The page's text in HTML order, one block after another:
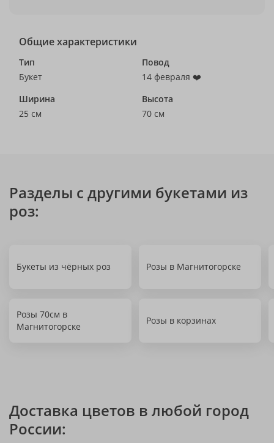
Общие характеристики
Тип
Букет
Повод
14 февраля ❤️
Ширина
25 см
Высота
70 см
Разделы с другими букетами из
роз:
Букеты из чёрных роз Розы в Магнитогорске
Розы 70см в
Магнитогорске
Розы в корзинах
Доставка цветов в любой город
России: